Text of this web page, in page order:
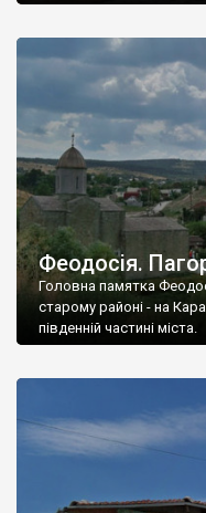
Феодосія.
Головна памятка
старому районі - на
південній частині міста.